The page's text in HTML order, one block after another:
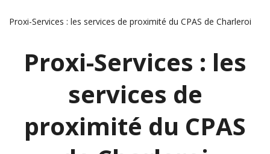
Proxi-Services : les services de proximité du CPAS de Charleroi
Proxi-Services : les
services de
proximité du CPAS